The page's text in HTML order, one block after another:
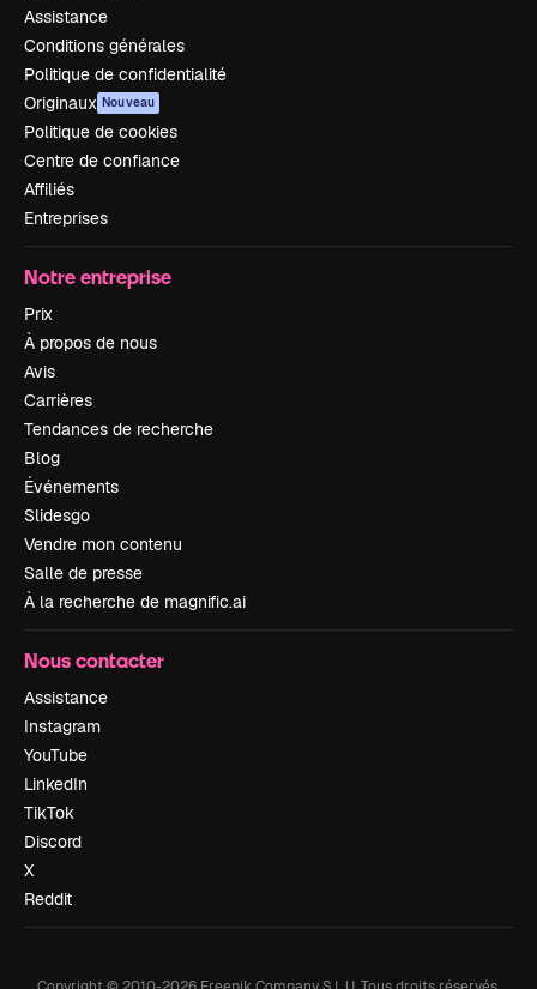
Assistance
Conditions générales
Politique de confidentialité
Originaux Nouveau
Politique de cookies
Centre de confiance
Affiliés
Entreprises
Notre entreprise
Prix
À propos de nous
Avis
Carrières
Tendances de recherche
Blog
Événements
Slidesgo
Vendre mon contenu
Salle de presse
À la recherche de magnific.ai
Nous contacter
Assistance
Instagram
YouTube
LinkedIn
TikTok
Discord
X
Reddit